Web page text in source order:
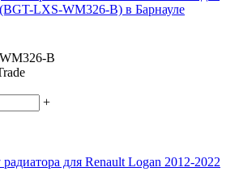
LXS-WM326-B) в Барнауле
B
+
для Renault Logan 2012-2022